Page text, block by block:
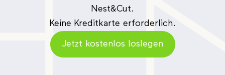
Nest&Cut.
Keine Kreditkarte erforderlich.
Jetzt kostenlos loslegen